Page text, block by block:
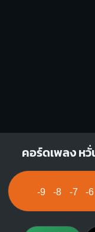
คอร์ดเพลง ห
-9 -8 -7 -6